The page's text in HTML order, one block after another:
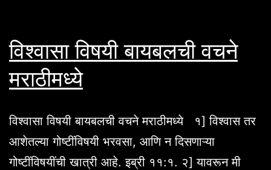
विश्वासा विषयी बायबलची वचने
मराठीमध्ये
विश्वासा विषयी बायबलची वचने मराठीमध्ये १] विश्वास तर
आशेतल्या गोष्टींविषयी भरवसा, आणि न दिसणाऱ्या
गोष्टींविषयींची खात्री आहे. इब्री ११:१. २] यावरून मी